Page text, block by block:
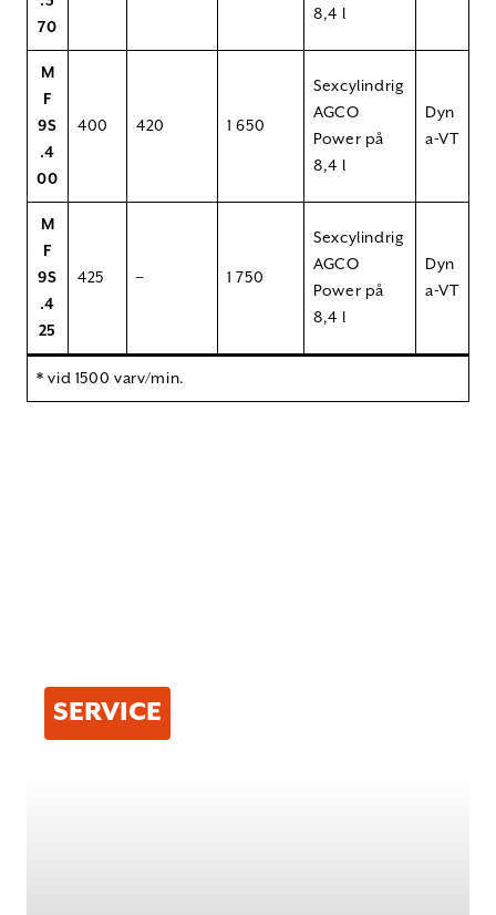
70
8,4 l
M
F
9S
.4
00
400 420 1 650
Sexcylindrig
AGCO
Power på
8,4 l
Dyn
a-VT
M
F
9S
.4
25
425 – 1 750
Sexcylindrig
AGCO
Power på
8,4 l
Dyn
a-VT
* vid 1500 varv/min.
SERVICE